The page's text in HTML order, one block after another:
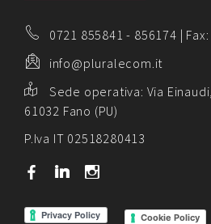
0721 855841 - 856174 |
info@pluralecom.it
Sede operativa: Via
61032 Fano (PU)
P.Iva IT 02518280413
b j x
Cookie Policy